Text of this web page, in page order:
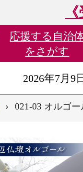
応援する 自治
をさがす
2026年7月9
021-03 オルゴー